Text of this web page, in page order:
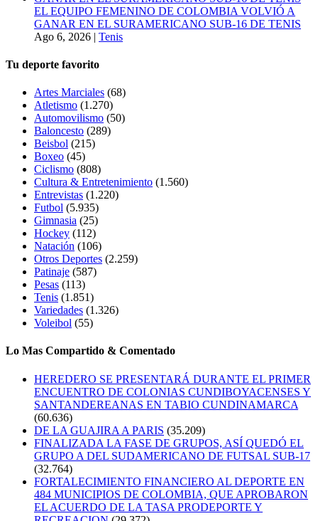
EL EQUIPO FEMENINO DE COLOMBIA VOLVIÓ A
GANAR EN EL SURAMERICANO SUB-16 DE TENIS
Ago 6, 2026 | Tenis
Tu deporte favorito
Artes Marciales (68)
Atletismo (1.270)
Automovilismo (50)
Baloncesto (289)
Beisbol (215)
Boxeo (45)
Ciclismo (808)
Cultura & Entretenimiento (1.560)
Entrevistas (1.220)
Futbol (5.935)
Gimnasia (25)
Hockey (112)
Natación (106)
Otros Deportes (2.259)
Patinaje (587)
Pesas (113)
Tenis (1.851)
Variedades (1.326)
Voleibol (55)
Lo Mas Compartido & Comentado
HEREDERO SE PRESENTARÁ DURANTE EL PRIMER
ENCUENTRO DE COLONIAS CUNDIBOYACENSES Y
SANTANDEREANAS EN TABIO CUNDINAMARCA
(60.636)
DE LA GUAJIRA A PARIS (35.209)
FINALIZADA LA FASE DE GRUPOS, ASÍ QUEDÓ EL
GRUPO A DEL SUDAMERICANO DE FUTSAL SUB-17
(32.764)
FORTALECIMIENTO FINANCIERO AL DEPORTE EN
484 MUNICIPIOS DE COLOMBIA, QUE APROBARON
EL ACUERDO DE LA TASA PRODEPORTE Y